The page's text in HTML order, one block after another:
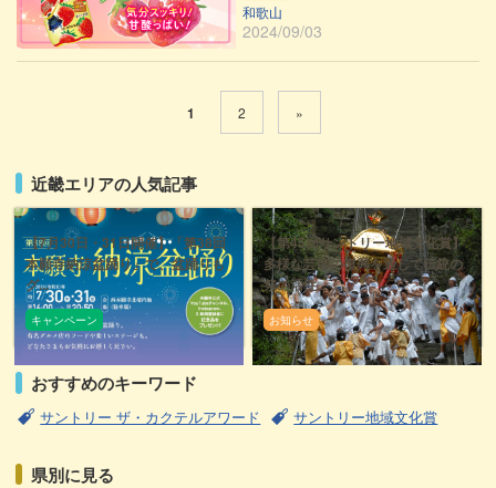
和歌山
2024/09/03
1 2 »
近畿エリアの人気記事
【7月30日・31日開催】「第38回
本願寺納涼盆踊り」で、盆踊りも
グ...
キャンペーン
【第45回サントリー地域文化賞】
多様な芸能の復興を通して伝統の
祭の活性...
お知らせ
おすすめのキーワード
サントリー ザ・カクテルアワード サントリー地域文化賞
県別に見る